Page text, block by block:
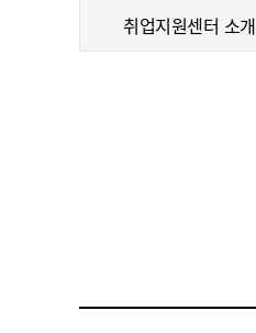
취업지원센터 소개